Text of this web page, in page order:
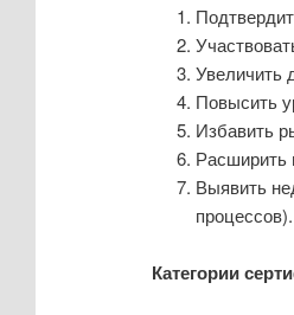
Увеличить
Повысить
Избавить
Расширить
Выявить
процессов).
Категории